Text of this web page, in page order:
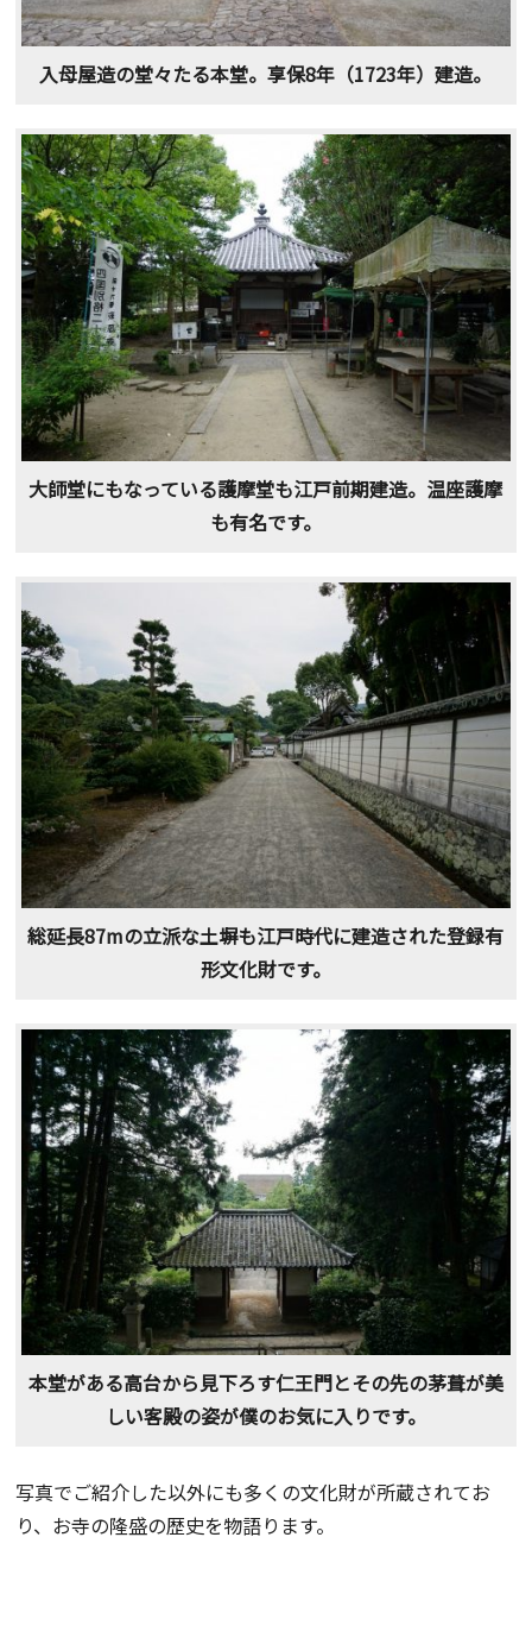
入母屋造の堂々たる本堂。享保8年（1723年）建造。
大師堂にもなっている護摩堂も江戸前期建造。温座護摩
も有名です。
総延長87mの立派な土塀も江戸時代に建造された登録有
形文化財です。
本堂がある高台から見下ろす仁王門とその先の茅葺が美
しい客殿の姿が僕のお気に入りです。
写真でご紹介した以外にも多くの文化財が所蔵されてお
り、お寺の隆盛の歴史を物語ります。